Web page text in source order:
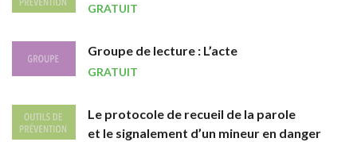
GRATUIT
Groupe de lecture : L’acte
GRATUIT
Le protocole de recueil de la parole
et le signalement d’un mineur en danger